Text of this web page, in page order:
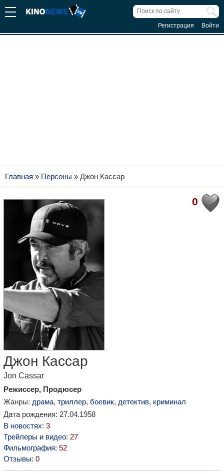
Регистрация Войти
Главная » Персоны » Джон Кассар
0
Джон Кассар
Jon Cassar
Режиссер, Продюсер
Жанры: драма, триллер, боевик, детектив, криминал
Дата рождения: 27.04.1958
В новостях: 3
Трейлеры и видео: 27
Фильмография: 52
Отзывы: 0